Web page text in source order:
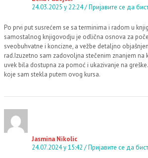
24.03.2025 у 22:24
Пријавите се да
Po prvi put susrećem se sa terminima i radom u
samostalnog knjigovodju je odlična osnova za
sveobuhvatne i koncizne, a vežbe detaljno
rad.Izuzetno sam zadovoljna stečenim znanjem na
uvek bila dostupna za pomoć i ukazivanje na
koje sam stekla putem ovog kursa.
Jasmina Nikolic
24.07.2024 у 15:42
Пријавите се да